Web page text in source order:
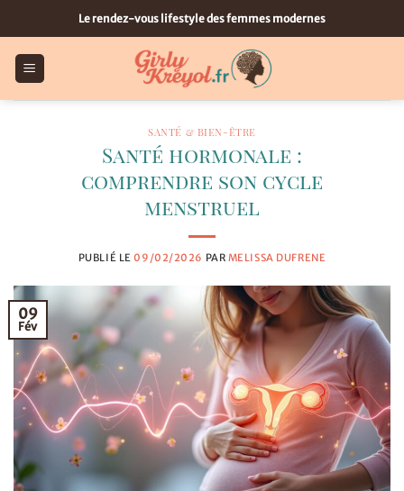
au
contenu
Le rendez-vous lifestyle des femmes modernes
SANTÉ & BIEN-ÊTRE
Santé hormonale :
comprendre son cycle
menstruel
PUBLIÉ LE09/02/2026 PAR MELISSA DUFRENE
09
Fév